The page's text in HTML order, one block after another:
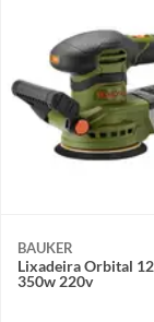
BAUKER
Lixadeira Orbital
350w 220v